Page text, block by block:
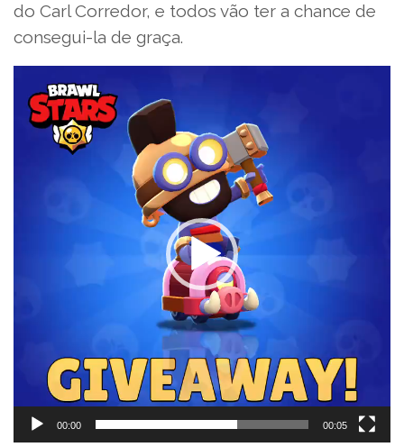
do Carl Corredor, e todos vão ter a chance de
consegui-la de graça.
Tocador
de
vídeo
00:00 00:05